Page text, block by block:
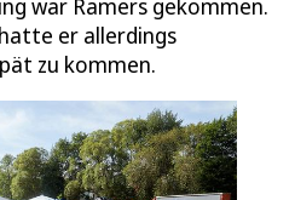
war Ramers gekommen.
er allerdings
zu kommen.